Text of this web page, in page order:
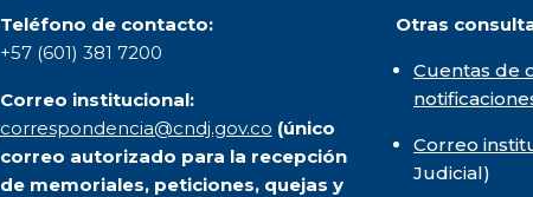
Teléfono de contacto:
+57 (601) 381 7200
Correo institucional:
correspondencia@cndj.gov.co (único
correo autorizado para la recepción
de memoriales, peticiones, quejas y
Otras
Cuentas de
Correo
Judicial)